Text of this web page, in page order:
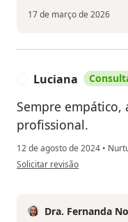
17 de março de 2026
Luciana
Sempre empático,
profissional.
12 de agosto de 2024 •
na opinião do utilizador
Solicitar revisão
Dra. Fernanda